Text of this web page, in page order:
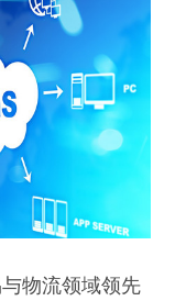
物流领域领先